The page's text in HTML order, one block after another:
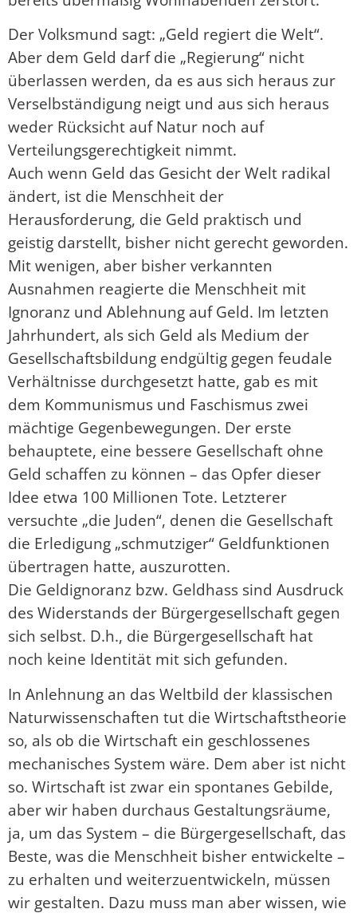
Der Volksmund sagt: „Geld regiert die Welt“.
Aber dem Geld darf die „Regierung“ nicht
überlassen werden, da es aus sich heraus zur
Verselbständigung neigt und aus sich heraus
weder Rücksicht auf Natur noch auf
Verteilungsgerechtigkeit nimmt.
Auch wenn Geld das Gesicht der Welt radikal
ändert, ist die Menschheit der
Herausforderung, die Geld praktisch und
geistig darstellt, bisher nicht gerecht geworden.
Mit wenigen, aber bisher verkannten
Ausnahmen reagierte die Menschheit mit
Ignoranz und Ablehnung auf Geld. Im letzten
Jahrhundert, als sich Geld als Medium der
Gesellschaftsbildung endgültig gegen feudale
Verhältnisse durchgesetzt hatte, gab es mit
dem Kommunismus und Faschismus zwei
mächtige Gegenbewegungen. Der erste
behauptete, eine bessere Gesellschaft ohne
Geld schaffen zu können – das Opfer dieser
Idee etwa 100 Millionen Tote. Letzterer
versuchte „die Juden“, denen die Gesellschaft
die Erledigung „schmutziger“ Geldfunktionen
übertragen hatte, auszurotten.
Die Geldignoranz bzw. Geldhass sind Ausdruck
des Widerstands der Bürgergesellschaft gegen
sich selbst. D.h., die Bürgergesellschaft hat
noch keine Identität mit sich gefunden.
In Anlehnung an das Weltbild der klassischen
Naturwissenschaften tut die Wirtschaftstheorie
so, als ob die Wirtschaft ein geschlossenes
mechanisches System wäre. Dem aber ist nicht
so. Wirtschaft ist zwar ein spontanes Gebilde,
aber wir haben durchaus Gestaltungsräume,
ja, um das System – die Bürgergesellschaft, das
Beste, was die Menschheit bisher entwickelte –
zu erhalten und weiterzuentwickeln, müssen
wir gestalten. Dazu muss man aber wissen, wie